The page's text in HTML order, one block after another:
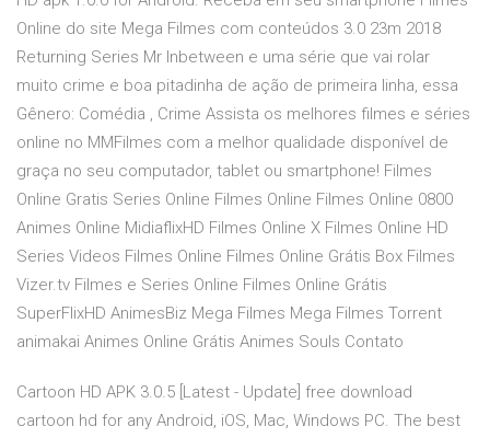
Online do site Mega Filmes com conteúdos 3.0 23m 2018
Returning Series Mr Inbetween e uma série que vai rolar
muito crime e boa pitadinha de ação de primeira linha, essa
Gênero: Comédia , Crime Assista os melhores filmes e séries
online no MMFilmes com a melhor qualidade disponível de
graça no seu computador, tablet ou smartphone! Filmes
Online Gratis Series Online Filmes Online Filmes Online 0800
Animes Online MidiaflixHD Filmes Online X Filmes Online HD
Series Videos Filmes Online Filmes Online Grátis Box Filmes
Vizer.tv Filmes e Series Online Filmes Online Grátis
SuperFlixHD AnimesBiz Mega Filmes Mega Filmes Torrent
animakai Animes Online Grátis Animes Souls Contato
Cartoon HD APK 3.0.5 [Latest - Update] free download
cartoon hd for any Android, iOS, Mac, Windows PC. The best